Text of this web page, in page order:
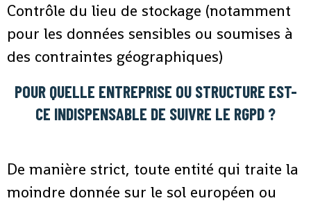
Contrôle du lieu de stockage (notamment
pour les données sensibles ou soumises à
des contraintes géographiques)
POUR QUELLE ENTREPRISE OU STRUCTURE EST-
CE INDISPENSABLE DE SUIVRE LE RGPD ?
De manière strict, toute entité qui traite la
moindre donnée sur le sol européen ou